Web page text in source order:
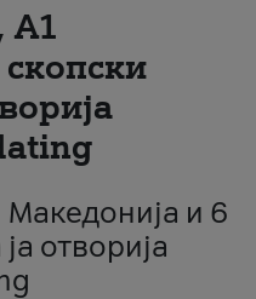
A1
Македонија и 6
отворија